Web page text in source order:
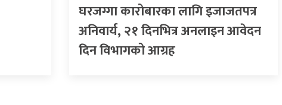
घरजग्गा कारोबारका लागि इजाजतपत्र
अनिवार्य, २१ दिनभित्र अनलाइन आवेदन
दिन विभागको आग्रह